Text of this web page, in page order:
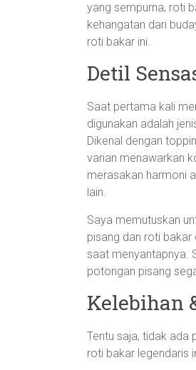
yang sempurna, roti
kehangatan dari
roti bakar ini.
Detil
Saat pertama kali
digunakan adalah
Dikenal dengan
varian menawarkan
merasakan harmoni
lain.
Saya memutuskan
pisang dan roti
saat menyantapnya.
potongan pisang
Kelebihan
Tentu saja, tidak ada
roti bakar legendaris